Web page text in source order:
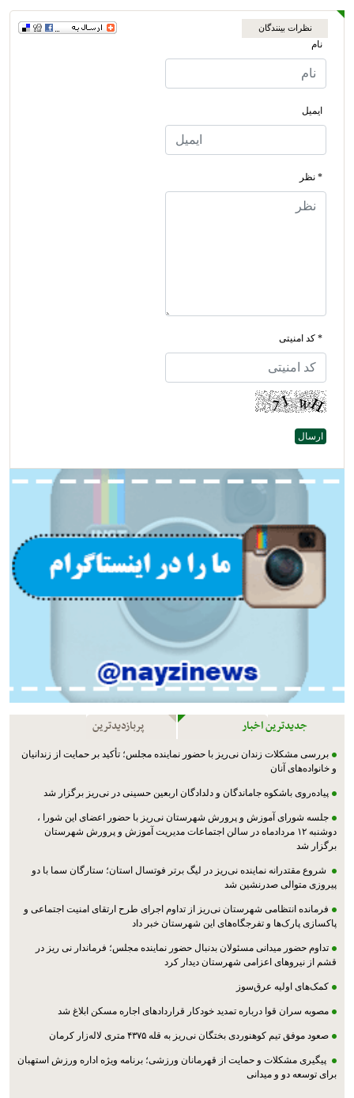
نظرات بینندگان
نام
ایمیل
* نظر
* کد امنیتی
جدیدترین اخبار پربازدیدترین
بررسی مشکلات زندان نی‌ریز با حضور نماینده مجلس؛ تأکید بر حمایت از زندانیان
و خانواده‌های آنان
پیاده‌روی باشکوه جاماندگان و دلدادگان اربعین حسینی در نی‌ریز برگزار شد
جلسه شورای آموزش و پرورش شهرستان نی‌ریز با حضور اعضای این شورا ،
دوشنبه ۱۲ مردادماه در سالن اجتماعات مدیریت آموزش و پرورش شهرستان
برگزار شد
شروع مقتدرانه نماینده نی‌ریز در لیگ برتر فوتسال استان؛ ستارگان سما با دو
پیروزی متوالی صدرنشین شد
فرمانده انتظامی شهرستان نی‌ریز از تداوم اجرای طرح ارتقای امنیت اجتماعی و
پاکسازی پارک‌ها و تفرجگاه‌های این شهرستان خبر داد
تداوم حضور میدانی مسئولان بدنبال حضور نماینده مجلس؛ فرماندار نی ریز در
قشم از نیروهای اعزامی شهرستان دیدار کرد
کمک‌های اولیه عرق‌سوز
مصوبه سران قوا درباره تمدید خودکار قراردادهای اجاره مسکن ابلاغ شد
صعود موفق تیم کوهنوردی بختگان نی‌ریز به قله ۴۳۷۵ متری لاله‌زار کرمان
پیگیری مشکلات و حمایت از قهرمانان ورزشی؛ برنامه ویژه اداره ورزش استهبان
برای توسعه دو و میدانی